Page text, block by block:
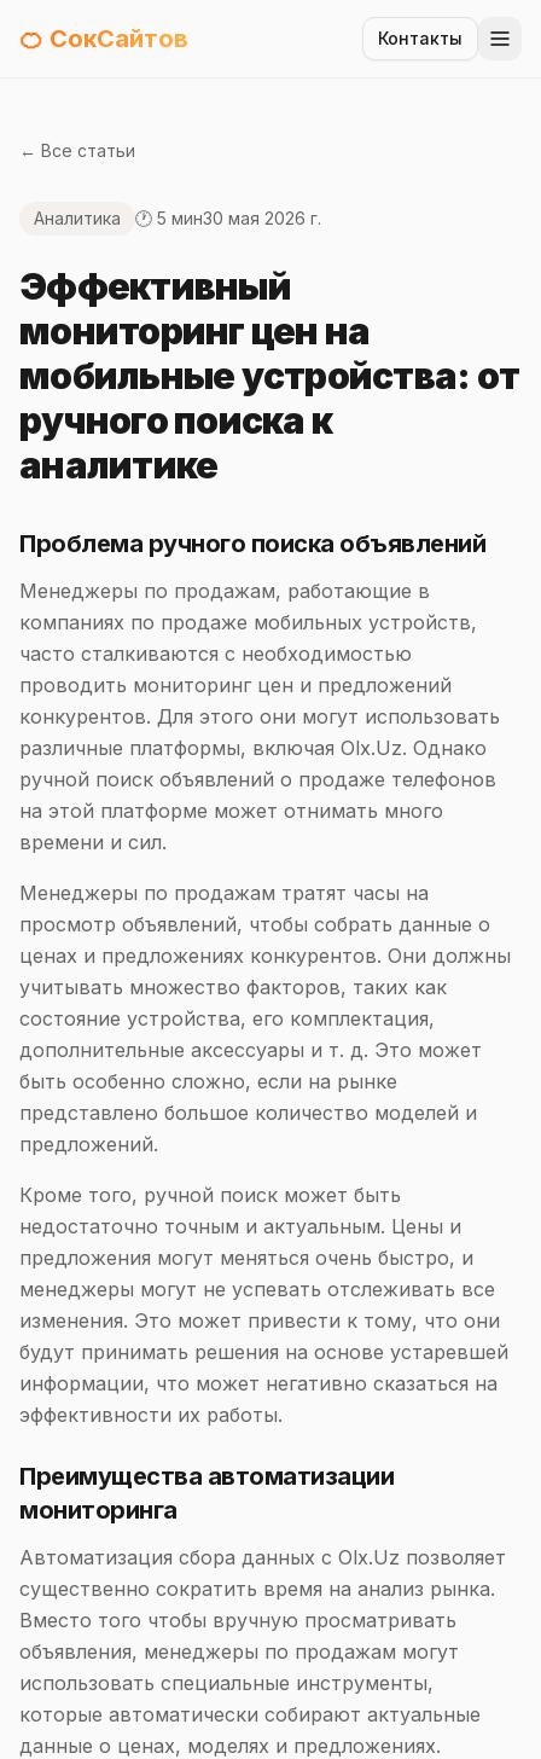
🍊 СокСайтов Контакты
← Все статьи
Аналитика 🕐 5 мин30 мая 2026 г.
Эффективный
мониторинг цен на
мобильные устройства: от
ручного поиска к
аналитике
Проблема ручного поиска объявлений
Менеджеры по продажам, работающие в
компаниях по продаже мобильных устройств,
часто сталкиваются с необходимостью
проводить мониторинг цен и предложений
конкурентов. Для этого они могут использовать
различные платформы, включая Olx.Uz. Однако
ручной поиск объявлений о продаже телефонов
на этой платформе может отнимать много
времени и сил.
Менеджеры по продажам тратят часы на
просмотр объявлений, чтобы собрать данные о
ценах и предложениях конкурентов. Они должны
учитывать множество факторов, таких как
состояние устройства, его комплектация,
дополнительные аксессуары и т. д. Это может
быть особенно сложно, если на рынке
представлено большое количество моделей и
предложений.
Кроме того, ручной поиск может быть
недостаточно точным и актуальным. Цены и
предложения могут меняться очень быстро, и
менеджеры могут не успевать отслеживать все
изменения. Это может привести к тому, что они
будут принимать решения на основе устаревшей
информации, что может негативно сказаться на
эффективности их работы.
Преимущества автоматизации
мониторинга
Автоматизация сбора данных с Olx.Uz позволяет
существенно сократить время на анализ рынка.
Вместо того чтобы вручную просматривать
объявления, менеджеры по продажам могут
использовать специальные инструменты,
которые автоматически собирают актуальные
данные о ценах, моделях и предложениях.